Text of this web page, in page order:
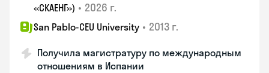
«СКАЕНГ») • 2026 г.
San Pablo-CEU University • 2013 г.
Получила магистратуру по международным
отношениям в Испании